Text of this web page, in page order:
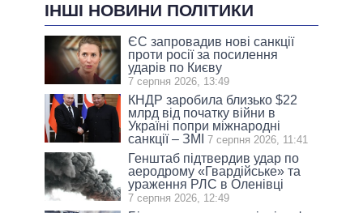
ІНШІ НОВИНИ ПОЛІТИКИ
ЄС запровадив нові санкції
проти росії за посилення
ударів по Києву
7 серпня 2026, 13:49
КНДР заробила близько $22
млрд від початку війни в
Україні попри міжнародні
санкції – ЗМІ
7 серпня 2026, 11:41
Генштаб підтвердив удар по
аеродрому «Гвардійське» та
ураження РЛС в Оленівці
7 серпня 2026, 12:49